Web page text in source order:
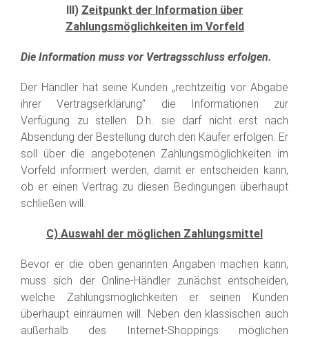
III) Zeitpunkt der Information über
Zahlungsmöglichkeiten im Vorfeld
Die Information muss vor Vertragsschluss erfolgen.
Der Händler hat seine Kunden „rechtzeitig vor Abgabe
ihrer Vertragserklärung“ die Informationen zur
Verfügung zu stellen. D.h. sie darf nicht erst nach
Absendung der Bestellung durch den Käufer erfolgen. Er
soll über die angebotenen Zahlungsmöglichkeiten im
Vorfeld informiert werden, damit er entscheiden kann,
ob er einen Vertrag zu diesen Bedingungen überhaupt
schließen will.
C) Auswahl der möglichen Zahlungsmittel
Bevor er die oben genannten Angaben machen kann,
muss sich der Online-Händler zunächst entscheiden,
welche Zahlungsmöglichkeiten er seinen Kunden
überhaupt einräumen will. Neben den klassischen auch
außerhalb des Internet-Shoppings möglichen